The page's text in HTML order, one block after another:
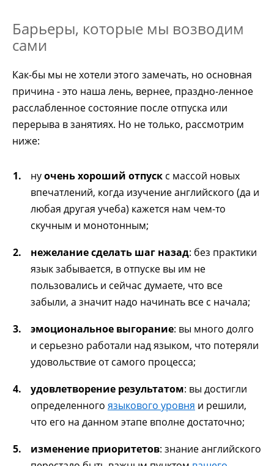
Барьеры, которые мы возводим
сами
Как-бы мы не хотели этого замечать, но основная
причина - это наша лень, вернее, праздно-ленное
расслабленное состояние после отпуска или
перерыва в занятиях. Но не только, рассмотрим
ниже:
нуочень хороший отпуск с массой новых
впечатлений, когда изучение английского (да и
любая другая учеба) кажется нам чем-то
скучным и монотонным;
нежелание сделать шаг назад: без практики
язык забывается, в отпуске вы им не
пользовались и сейчас думаете, что все
забыли, а значит надо начинать все с начала;
эмоциональное выгорание: вы много долго
и серьезно работали над языком, что потеряли
удовольствие от самого процесса;
удовлетворение результатом: вы достигли
определенного языкового уровня и решили,
что его на данном этапе вполне достаточно;
изменение приоритетов: знание английского